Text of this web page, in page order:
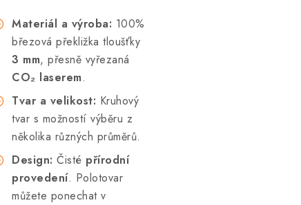
Materiál a výroba: 100%
březová překližka tloušťky
3 mm, přesně vyřezaná
CO₂ laserem.
Tvar a velikost: Kruhový
tvar s možností výběru z
několika různých průměrů.
Design: Čisté přírodní
provedení. Polotovar
můžete ponechat v